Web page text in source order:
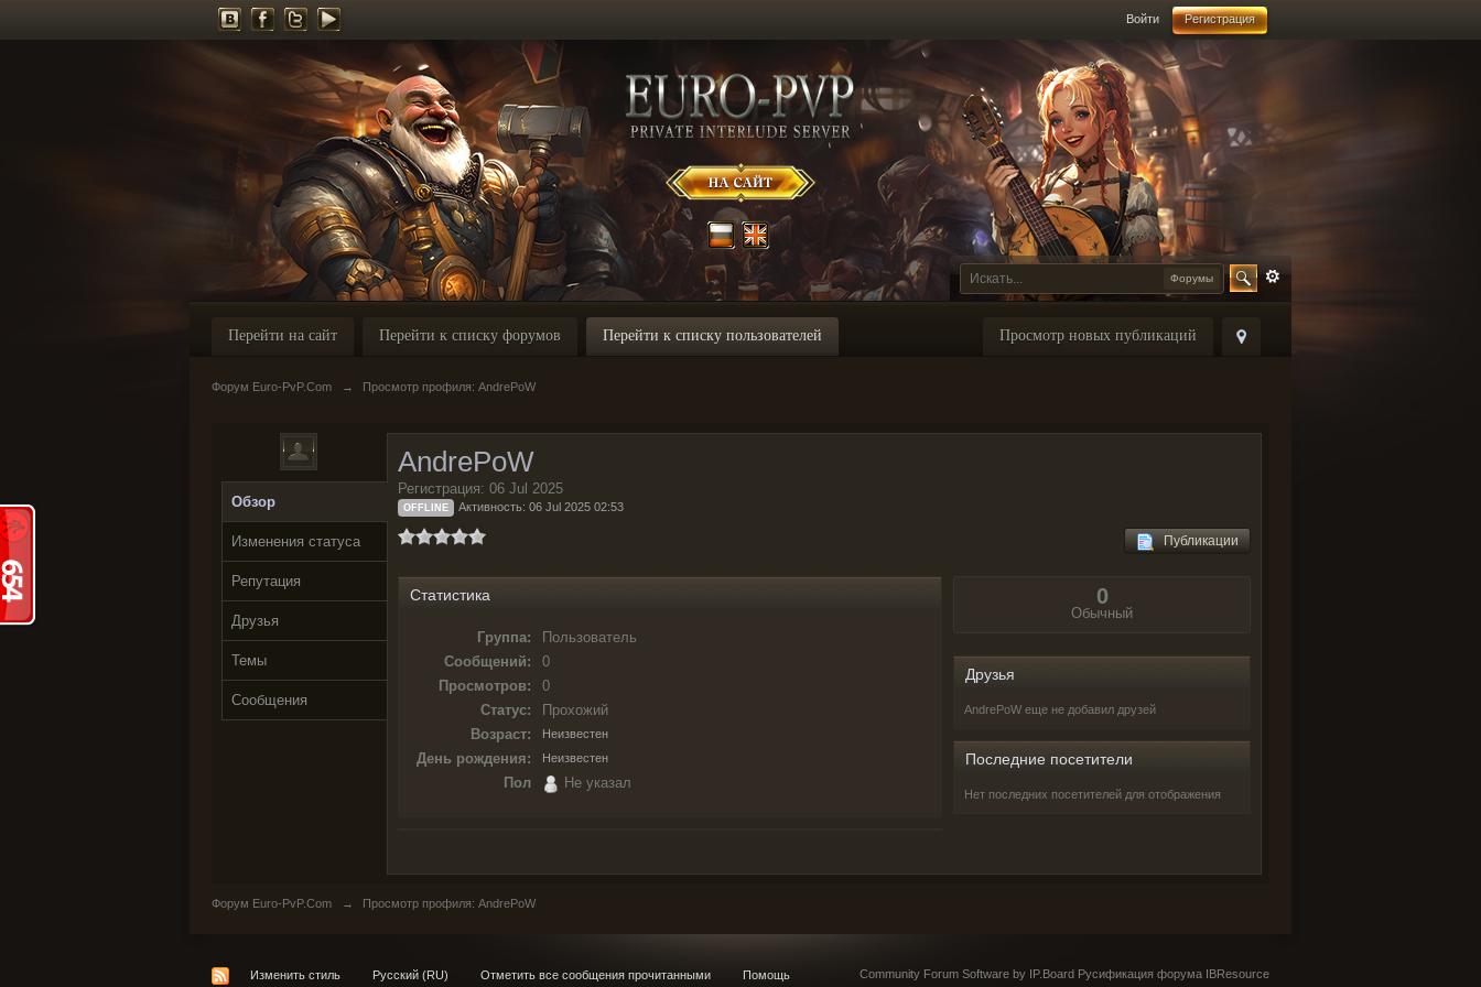
Войти Регистрация
Форумы
Просмотр новых публикаций
Перейти на сайт Перейти к списку форумов Перейти к списку пользователей
Форум Euro-PvP.Com → Просмотр профиля: AndrePoW
Обзор
Изменения статуса
Репутация
Друзья
Темы
Сообщения
AndrePoW
Регистрация: 06 Jul 2025
OFFLINE Активность: 06 Jul 2025 02:53
Публикации
Статистика
Группа:
Пользователь
Сообщений:
0
Просмотров:
0
Статус:
Прохожий
Возраст:
Неизвестен
День рождения: Неизвестен
Пол Не указал
0
Обычный
Друзья
AndrePoW еще не добавил друзей
Последние посетители
Нет последних посетителей для отображения
Форум Euro-PvP.Com → Просмотр профиля: AndrePoW
Изменить стиль Русский (RU) Отметить все сообщения прочитанными Помощь Community Forum Software by IP.Board Русификация форума IBResource